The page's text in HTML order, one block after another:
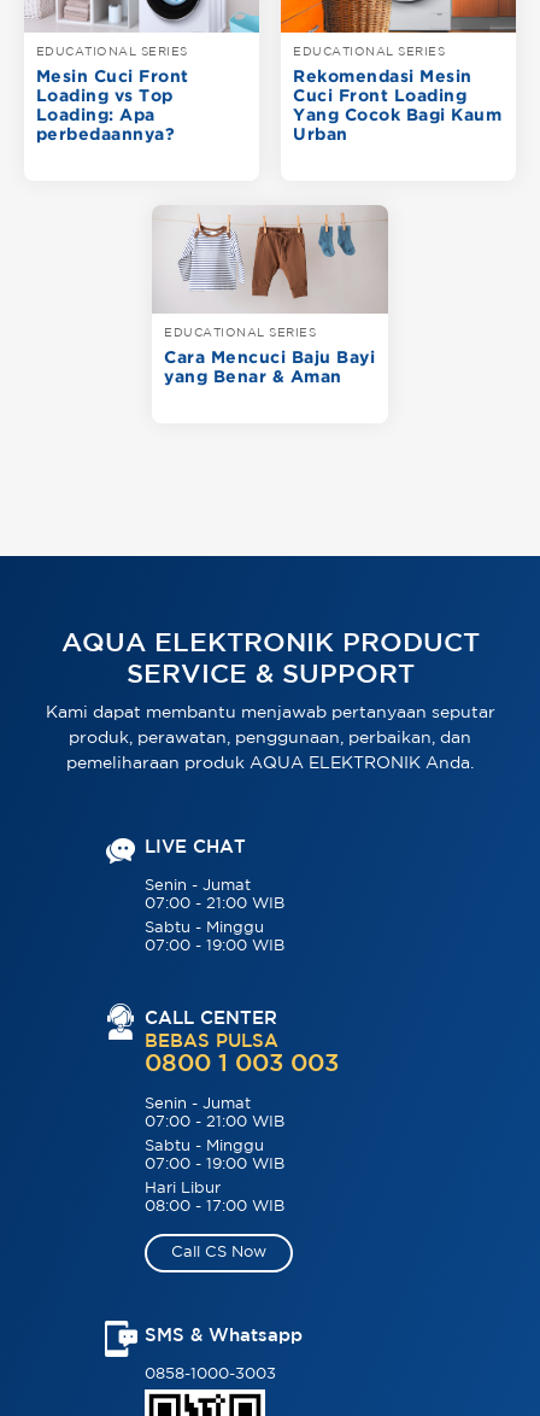
EDUCATIONAL SERIES
Mesin Cuci Front
Loading vs Top
Loading: Apa
perbedaannya?
EDUCATIONAL SERIES
Rekomendasi Mesin
Cuci Front Loading
Yang Cocok Bagi Kaum
Urban
EDUCATIONAL SERIES
Cara Mencuci Baju Bayi
yang Benar & Aman
AQUA ELEKTRONIK PRODUCT
SERVICE & SUPPORT
Kami dapat membantu menjawab pertanyaan seputar
produk, perawatan, penggunaan, perbaikan, dan
pemeliharaan produk AQUA ELEKTRONIK Anda.
LIVE CHAT
Senin - Jumat
07:00 - 21:00 WIB
Sabtu - Minggu
07:00 - 19:00 WIB
CALL CENTER
BEBAS PULSA
0800 1 003 003
Senin - Jumat
07:00 - 21:00 WIB
Sabtu - Minggu
07:00 - 19:00 WIB
Hari Libur
08:00 - 17:00 WIB
Call CS Now
SMS & Whatsapp
0858-1000-3003